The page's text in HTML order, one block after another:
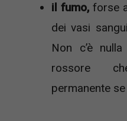
il fumo, forse
dei vasi
Non c’è
rossore
permanente